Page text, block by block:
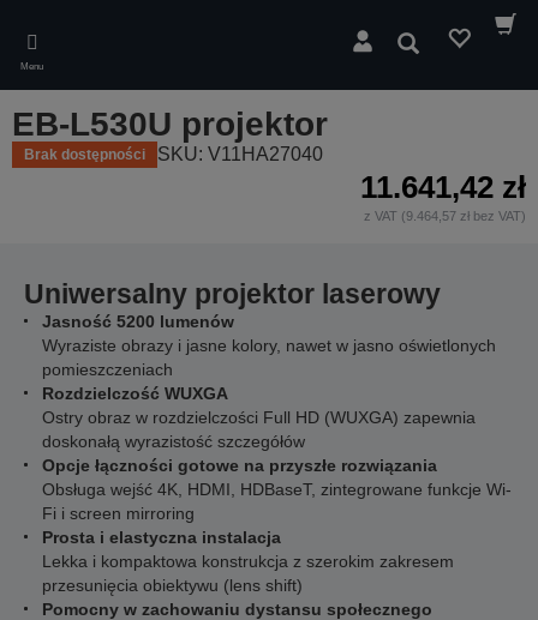
main
content
Menu
Wyszukaj
EB-L530U projektor
Brak dostępności SKU: V11HA27040
11.641,42 zł
z VAT (9.464,57 zł bez VAT)
Uniwersalny projektor laserowy
Jasność 5200 lumenów
Wyraziste obrazy i jasne kolory, nawet w jasno oświetlonych
pomieszczeniach
Rozdzielczość WUXGA
Ostry obraz w rozdzielczości Full HD (WUXGA) zapewnia
doskonałą wyrazistość szczegółów
Opcje łączności gotowe na przyszłe rozwiązania
Obsługa wejść 4K, HDMI, HDBaseT, zintegrowane funkcje Wi-
Fi i screen mirroring
Prosta i elastyczna instalacja
Lekka i kompaktowa konstrukcja z szerokim zakresem
przesunięcia obiektywu (lens shift)
Pomocny w zachowaniu dystansu społecznego